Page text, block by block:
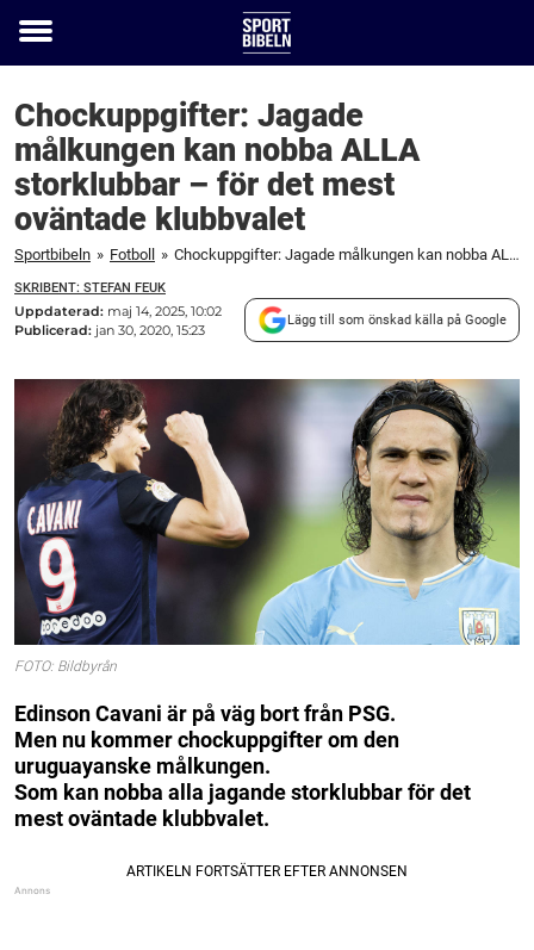
Toggle
Chockuppgifter: Jagade
målkungen kan nobba ALLA
storklubbar – för det mest
oväntade klubbvalet
Sportbibeln » Fotboll » Chockuppgifter: Jagade målkungen kan nobba ALLA storklubbar – för det mest oväntade klubbvalet
SKRIBENT: STEFAN FEUK
Uppdaterad: maj 14, 2025, 10:02
Publicerad: jan 30, 2020, 15:23
Lägg till som önskad källa på Google
FOTO: Bildbyrån
Edinson Cavani är på väg bort från PSG.
Men nu kommer chockuppgifter om den
uruguayanske målkungen.
Som kan nobba alla jagande storklubbar för det
mest oväntade klubbvalet.